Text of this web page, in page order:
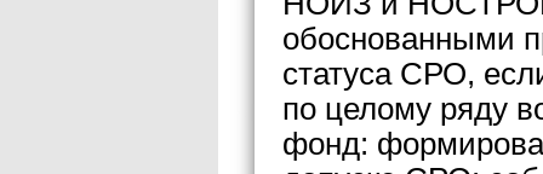
обоснованными
статуса СРО,
по целому ряду
фонд: